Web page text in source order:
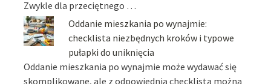
Zwykle dla przeciętnego …
Oddanie mieszkania po wynajmie:
checklista niezbędnych kroków i typowe
pułapki do uniknięcia
Oddanie mieszkania po wynajmie może wydawać się
skomplikowane, ale z odpowiednią checklistą można